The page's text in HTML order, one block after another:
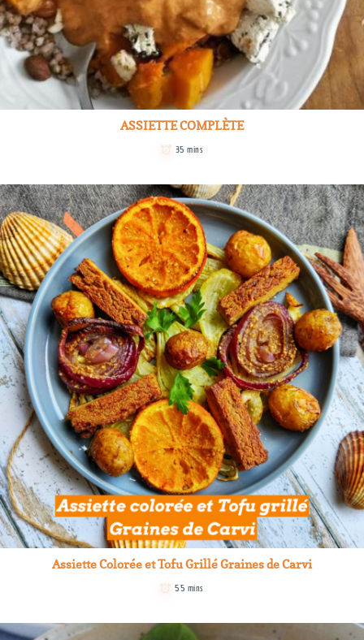
ASSIETTE COMPLÈTE
35 mins
Assiette Colorée et Tofu Grillé Graines de Carvi
55 mins